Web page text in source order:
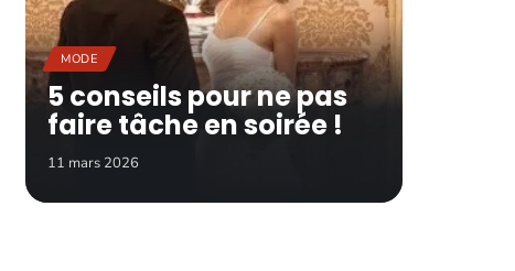
MODE
5 conseils pour ne pas
faire tâche en soirée !
11 mars 2026